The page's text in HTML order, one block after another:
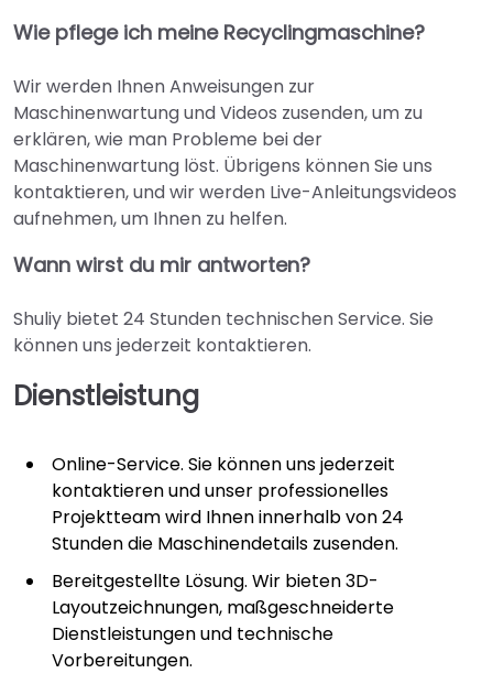
Wie pflege ich meine Recyclingmaschine?
Wir werden Ihnen Anweisungen zur
Maschinenwartung und Videos zusenden, um zu
erklären, wie man Probleme bei der
Maschinenwartung löst. Übrigens können Sie uns
kontaktieren, und wir werden Live-Anleitungsvideos
aufnehmen, um Ihnen zu helfen.
Wann wirst du mir antworten?
Shuliy bietet 24 Stunden technischen Service. Sie
können uns jederzeit kontaktieren.
Dienstleistung
Online-Service. Sie können uns jederzeit
kontaktieren und unser professionelles
Projektteam wird Ihnen innerhalb von 24
Stunden die Maschinendetails zusenden.
Bereitgestellte Lösung. Wir bieten 3D-
Layoutzeichnungen, maßgeschneiderte
Dienstleistungen und technische
Vorbereitungen.